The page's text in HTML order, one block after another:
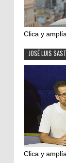
Clica y
JOSÉ LUIS
Clica y